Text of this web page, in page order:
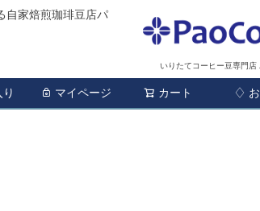
自家焙煎珈琲豆店パ
いりたてコーヒー豆専門店
マイページ カート ♢ お